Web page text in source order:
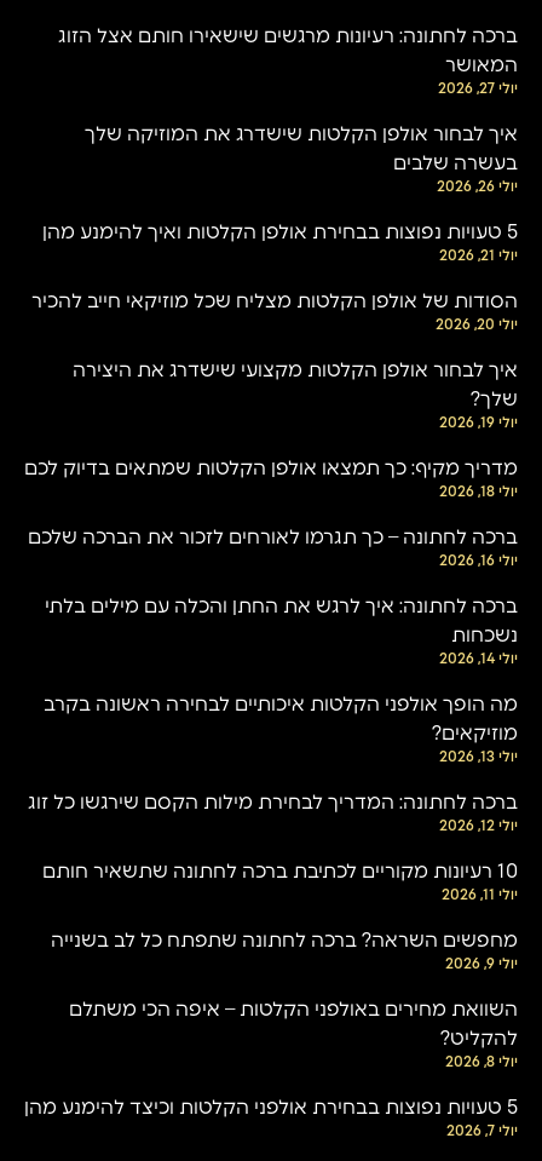
ברכה לחתונה: רעיונות מרגשים שישאירו חותם אצל הזוג
המאושר
יולי 27, 2026
איך לבחור אולפן הקלטות שישדרג את המוזיקה שלך
בעשרה שלבים
יולי 26, 2026
5 טעויות נפוצות בבחירת אולפן הקלטות ואיך להימנע מהן
יולי 21, 2026
הסודות של אולפן הקלטות מצליח שכל מוזיקאי חייב להכיר
יולי 20, 2026
איך לבחור אולפן הקלטות מקצועי שישדרג את היצירה
שלך?
יולי 19, 2026
מדריך מקיף: כך תמצאו אולפן הקלטות שמתאים בדיוק לכם
יולי 18, 2026
ברכה לחתונה – כך תגרמו לאורחים לזכור את הברכה שלכם
יולי 16, 2026
ברכה לחתונה: איך לרגש את החתן והכלה עם מילים בלתי
נשכחות
יולי 14, 2026
מה הופך אולפני הקלטות איכותיים לבחירה ראשונה בקרב
מוזיקאים?
יולי 13, 2026
ברכה לחתונה: המדריך לבחירת מילות הקסם שירגשו כל זוג
יולי 12, 2026
10 רעיונות מקוריים לכתיבת ברכה לחתונה שתשאיר חותם
יולי 11, 2026
מחפשים השראה? ברכה לחתונה שתפתח כל לב בשנייה
יולי 9, 2026
השוואת מחירים באולפני הקלטות – איפה הכי משתלם
להקליט?
יולי 8, 2026
5 טעויות נפוצות בבחירת אולפני הקלטות וכיצד להימנע מהן
יולי 7, 2026